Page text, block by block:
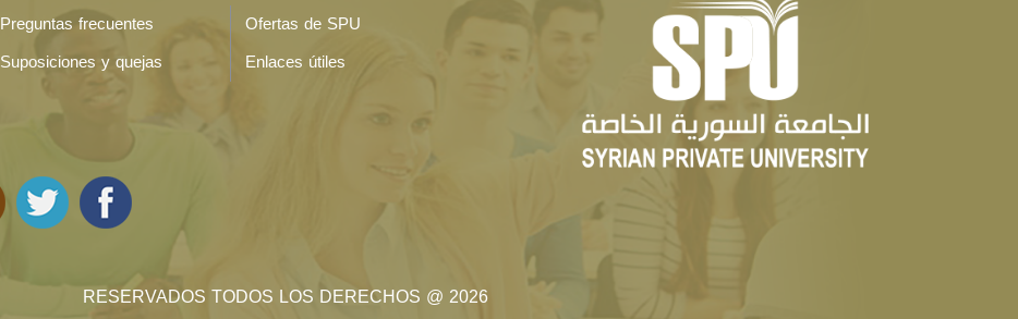
Preguntas frecuentes
Ofertas de SPU
Suposiciones y quejas
Enlaces útiles
RESERVADOS TODOS LOS DERECHOS @ 2026